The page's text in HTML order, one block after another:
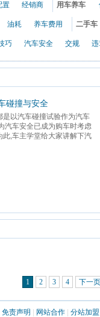
置 经销商 用车养车
油耗 养车费用 二手车
巧 汽车安全 交规 违
碰撞与安全
是以汽车碰撞试验作为汽车
汽车安全已成为购车时考虑
此,车主学堂给大家讲解下汽
1 2 3 4 下一页
免责声明 网站合作
分站加盟